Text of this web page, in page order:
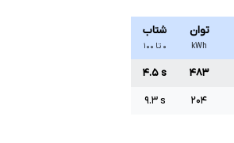
توان
kWh
شتاب
۰ تا ۱۰۰
۴۸۳ s۴.۵
۲۰۴ s ۹.۳